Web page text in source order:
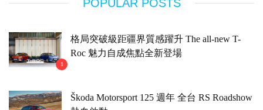
POPULAR POSTS
1
格局突破級距疆界質感躍升 The all-new T-
Roc 魅力自成焦點全新登場
Škoda Motorsport 125 週年 全台 RS Roadshow